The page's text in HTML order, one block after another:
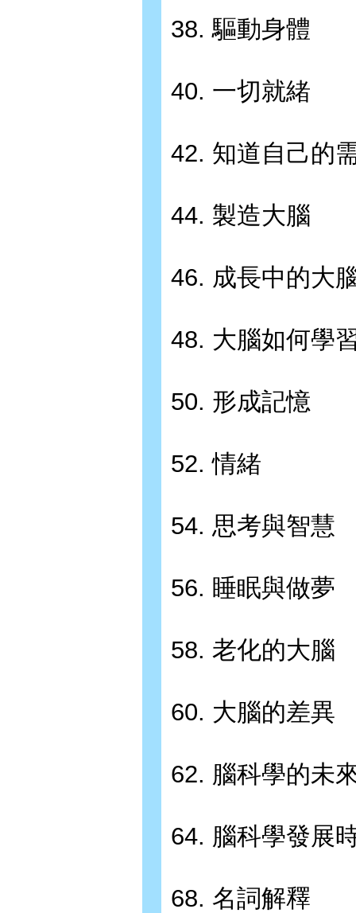
38. 驅動身體
40. 一切就緒
42. 知道自己的
44. 製造大腦
46. 成長中的大
48. 大腦如何學
50. 形成記憶
52. 情緒
54. 思考與智慧
56. 睡眠與做夢
58. 老化的大腦
60. 大腦的差異
62. 腦科學的未
64. 腦科學發展
68. 名詞解釋